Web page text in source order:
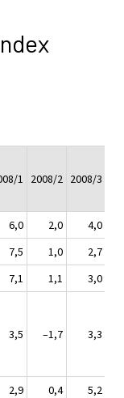
1 2008/2 2008/3
6,0 2,0
4,0
7,5 1,0
2,7
7,1 1,1 3,0
3,5 –1,7 3,3
2,9 0,4
5,2